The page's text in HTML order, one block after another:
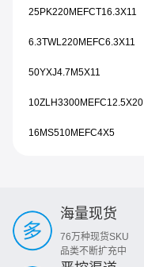
25PK220MEFCT16.3X11
6.3TWL220MEFC6.3X11
50YXJ4.7M5X11
10ZLH3300MEFC12.5X20
16MS510MEFC4X5
海量现货
76万种现货SKU
品类不断扩充中